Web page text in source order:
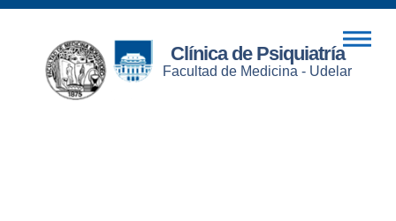
Clínica de Psiquiatría
Facultad de Medicina - Udelar